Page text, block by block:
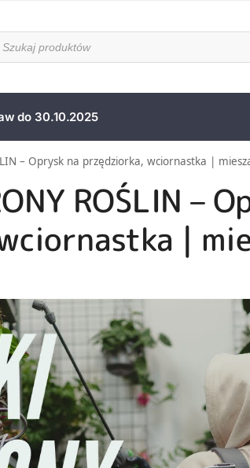
do 30.10.2025
– Oprysk na przędziorka, wciornastka |
ROŚLIN –
|